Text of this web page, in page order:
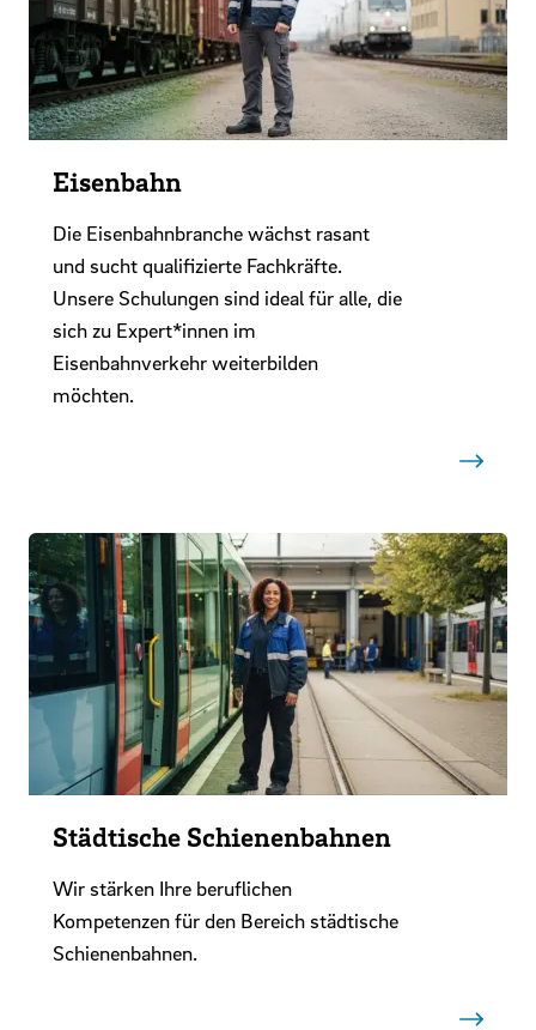
Eisenbahn
Die Eisenbahnbranche wächst rasant
und sucht qualifizierte Fachkräfte.
Unsere Schulungen sind ideal für alle, die
sich zu Expert*innen im
Eisenbahnverkehr weiterbilden
möchten.
Städtische Schienenbahnen
Wir stärken Ihre beruflichen
Kompetenzen für den Bereich städtische
Schienenbahnen.